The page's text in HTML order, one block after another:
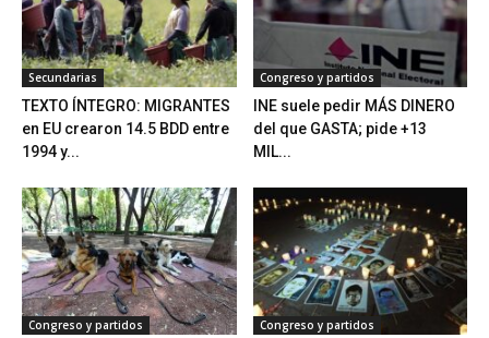
Secundarias
TEXTO ÍNTEGRO: MIGRANTES
en EU crearon 14.5 BDD entre
1994 y...
Congreso y partidos
INE suele pedir MÁS DINERO
del que GASTA; pide +13
MIL...
Congreso y partidos Congreso y partidos